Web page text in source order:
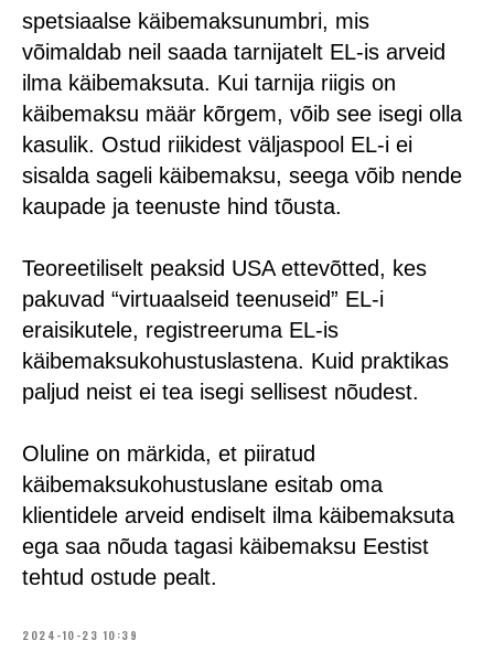
spetsiaalse käibemaksunumbri, mis
võimaldab neil saada tarnijatelt EL-is arveid
ilma käibemaksuta. Kui tarnija riigis on
käibemaksu määr kõrgem, võib see isegi olla
kasulik. Ostud riikidest väljaspool EL-i ei
sisalda sageli käibemaksu, seega võib nende
kaupade ja teenuste hind tõusta.
Teoreetiliselt peaksid USA ettevõtted, kes
pakuvad “virtuaalseid teenuseid” EL-i
eraisikutele, registreeruma EL-is
käibemaksukohustuslastena. Kuid praktikas
paljud neist ei tea isegi sellisest nõudest.
Oluline on märkida, et piiratud
käibemaksukohustuslane esitab oma
klientidele arveid endiselt ilma käibemaksuta
ega saa nõuda tagasi käibemaksu Eestist
tehtud ostude pealt.
2024-10-23 10:39